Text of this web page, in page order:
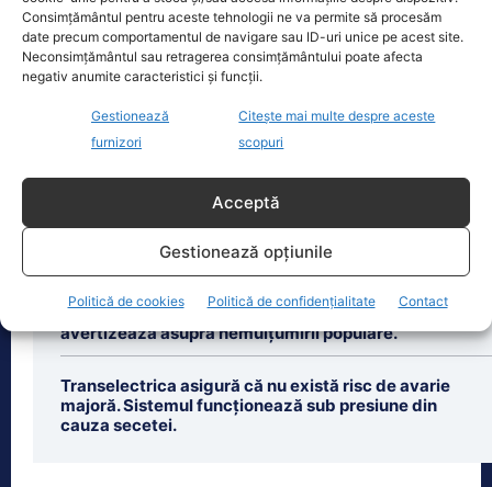
Consimțământul pentru aceste tehnologii ne va permite să procesăm
date precum comportamentul de navigare sau ID-uri unice pe acest site.
Neconsimțământul sau retragerea consimțământului poate afecta
negativ anumite caracteristici și funcții.
Gestionează
furnizori
Citește mai multe despre aceste
scopuri
Acceptă
Gestionează opțiunile
Politică de cookies Politică de confidențialitate Contact
evenimente astronomice ale anului,
însă nu va[...]
Ultimele știri
Amendament controversat în Senat
Critici dure ale lui Dan Dungaciu la adresa măsurilor
energetice din Republica Moldova. Sociologul
avertizează asupra nemulțumirii populare.
Transelectrica asigură că nu există risc de avarie
majoră. Sistemul funcționează sub presiune din
cauza secetei.